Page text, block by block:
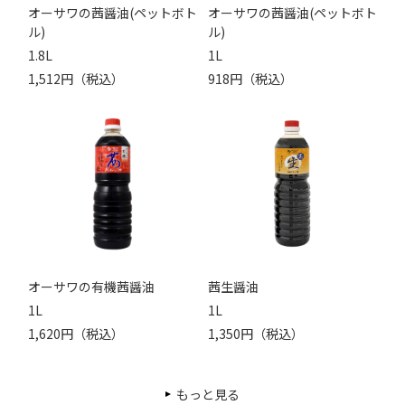
オーサワの茜醤油(ペットボト
ル)
1.8L
1,512円（税込）
オーサワの茜醤油(ペットボト
ル)
1L
918円（税込）
オーサワの有機茜醤油
1L
1,620円（税込）
茜生醤油
1L
1,350円（税込）
もっと見る